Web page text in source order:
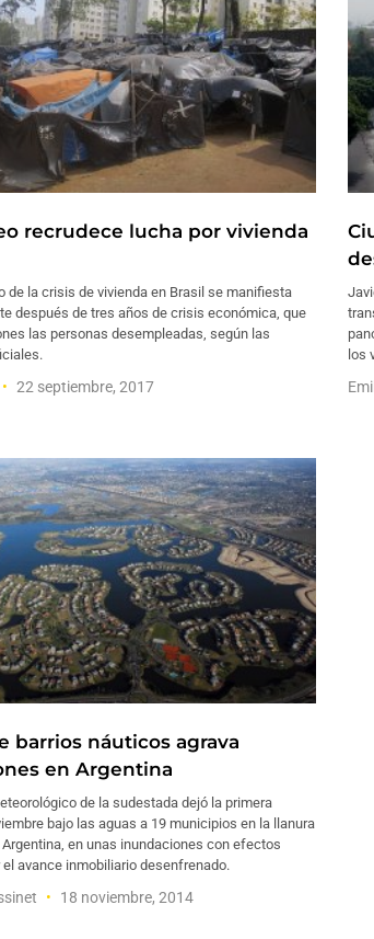
recrudece lucha por vivienda
de la crisis de vivienda en Brasil se manifiesta
después de tres años de crisis económica, que
las personas desempleadas, según las
22 septiembre, 2017
los
barrios náuticos agrava
en Argentina
de la sudestada dejó la primera
bajo las aguas a 19 municipios en la llanura
Argentina, en unas inundaciones con efectos
avance inmobiliario desenfrenado.
18 noviembre, 2014